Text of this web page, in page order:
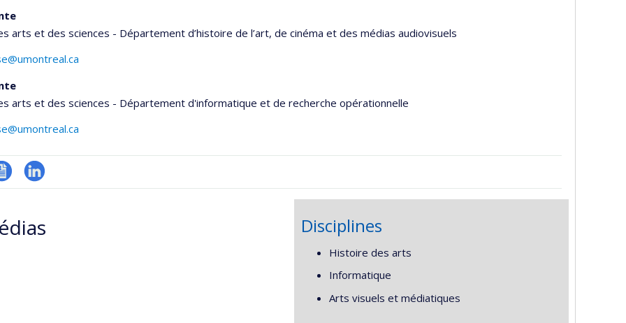
arts et des sciences - Département d’histoire de l’art, de cinéma et des médias audiovisuels
arts et des sciences - Département d'informatique et de recherche opérationnelle
LinkedIn
Disciplines
Histoire des arts
Informatique
Arts visuels et médiatiques